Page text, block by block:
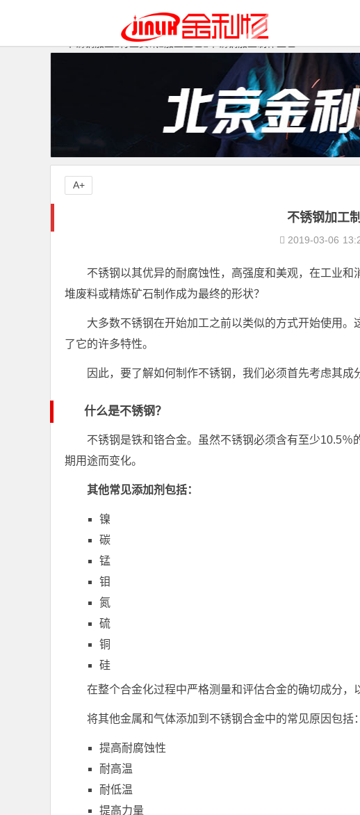
行业资讯
不锈钢加工
2019-03-06
不锈钢以其优异的耐腐蚀性，高强度和美观，在工业
堆废料或精炼矿石制作成为最终的形状？
大多数不锈钢在开始加工之前以类似的方式开始使用。
了它的许多特性。
因此，要了解如何制作不锈钢，我们必须首先考虑其成
什么是不锈钢？
不锈钢是铁和铬合金。虽然不锈钢必须含有至少10.5
期用途而变化。
其他常见添加剂包括：
镍
碳
锰
钼
氮
硫
铜
硅
在整个合金化过程中严格测量和评估合金的确切成分，
将其他金属和气体添加到不锈钢合金中的常见原因包括：
提高耐腐蚀性
耐高温
耐低温
提高力量
A+